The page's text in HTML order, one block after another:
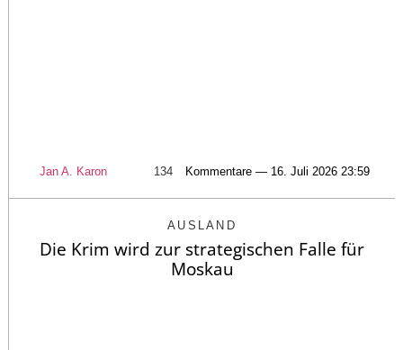
Jan A. Karon 134 Kommentare — 16. Juli 2026 23:59
AUSLAND
Die Krim wird zur strategischen Falle für
Moskau